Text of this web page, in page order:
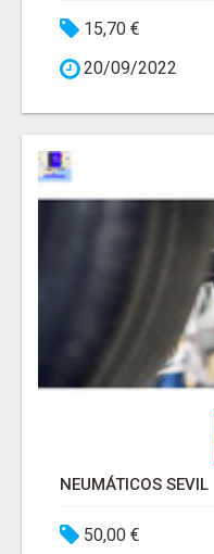
15,70 €
20/09/2022
NEUMÁTICOS SEVIL
50,00 €